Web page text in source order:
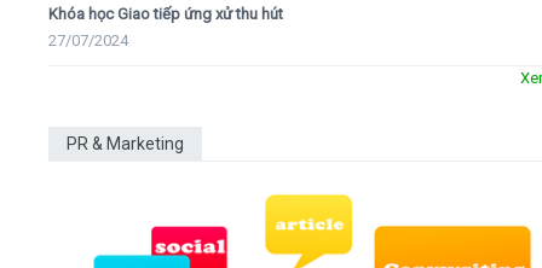
Khóa học Giao tiếp ứng xử thu hút
27/07/2024
PR & Marketing